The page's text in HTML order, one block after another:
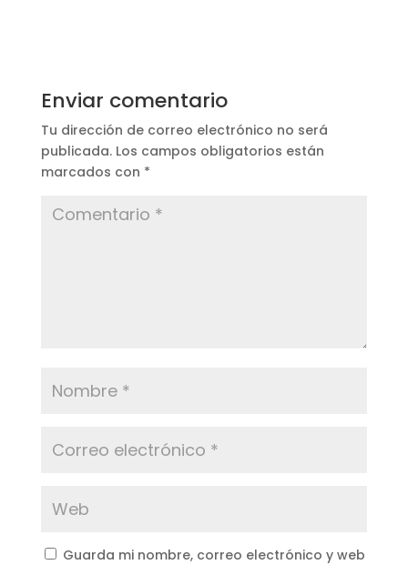
Enviar comentario
Tu dirección de correo electrónico no será
publicada. Los campos obligatorios están
marcados con *
Guarda mi nombre, correo electrónico y web